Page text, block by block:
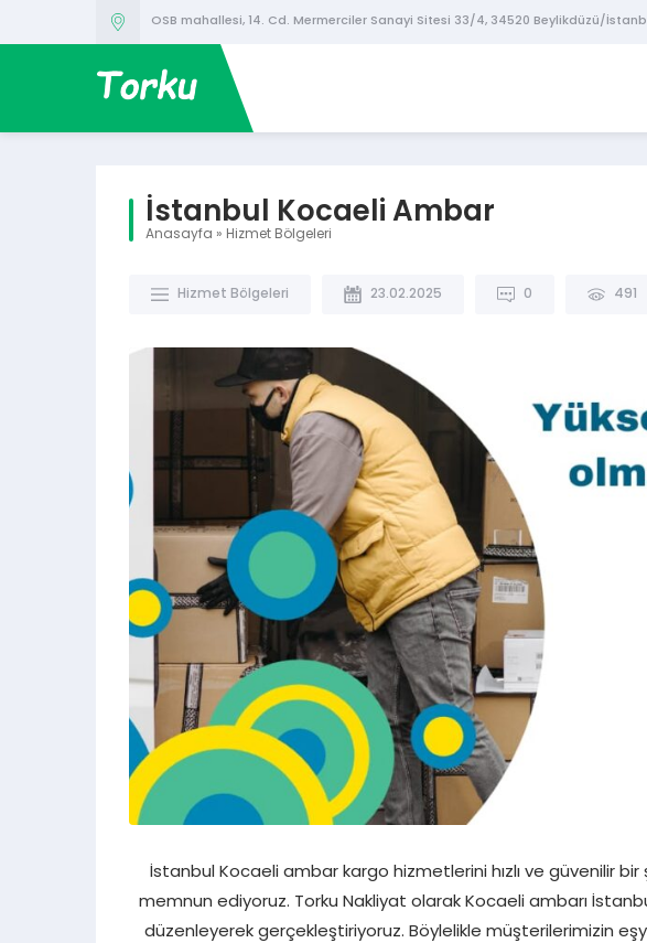
OSB mahallesi, 14. Cd. Mermerciler Sanayi Sitesi 33/4, 34520 Beylikdüzü/
İstanbul Kocaeli Ambar
Anasayfa » Hizmet Bölgeleri
Hizmet Bölgeleri 23.02.2025 0 491
İstanbul Kocaeli ambar kargo hizmetlerini hızlı ve güvenilir
memnun ediyoruz. Torku Nakliyat olarak Kocaeli ambarı
düzenleyerek gerçekleştiriyoruz. Böylelikle müşterilerimizin